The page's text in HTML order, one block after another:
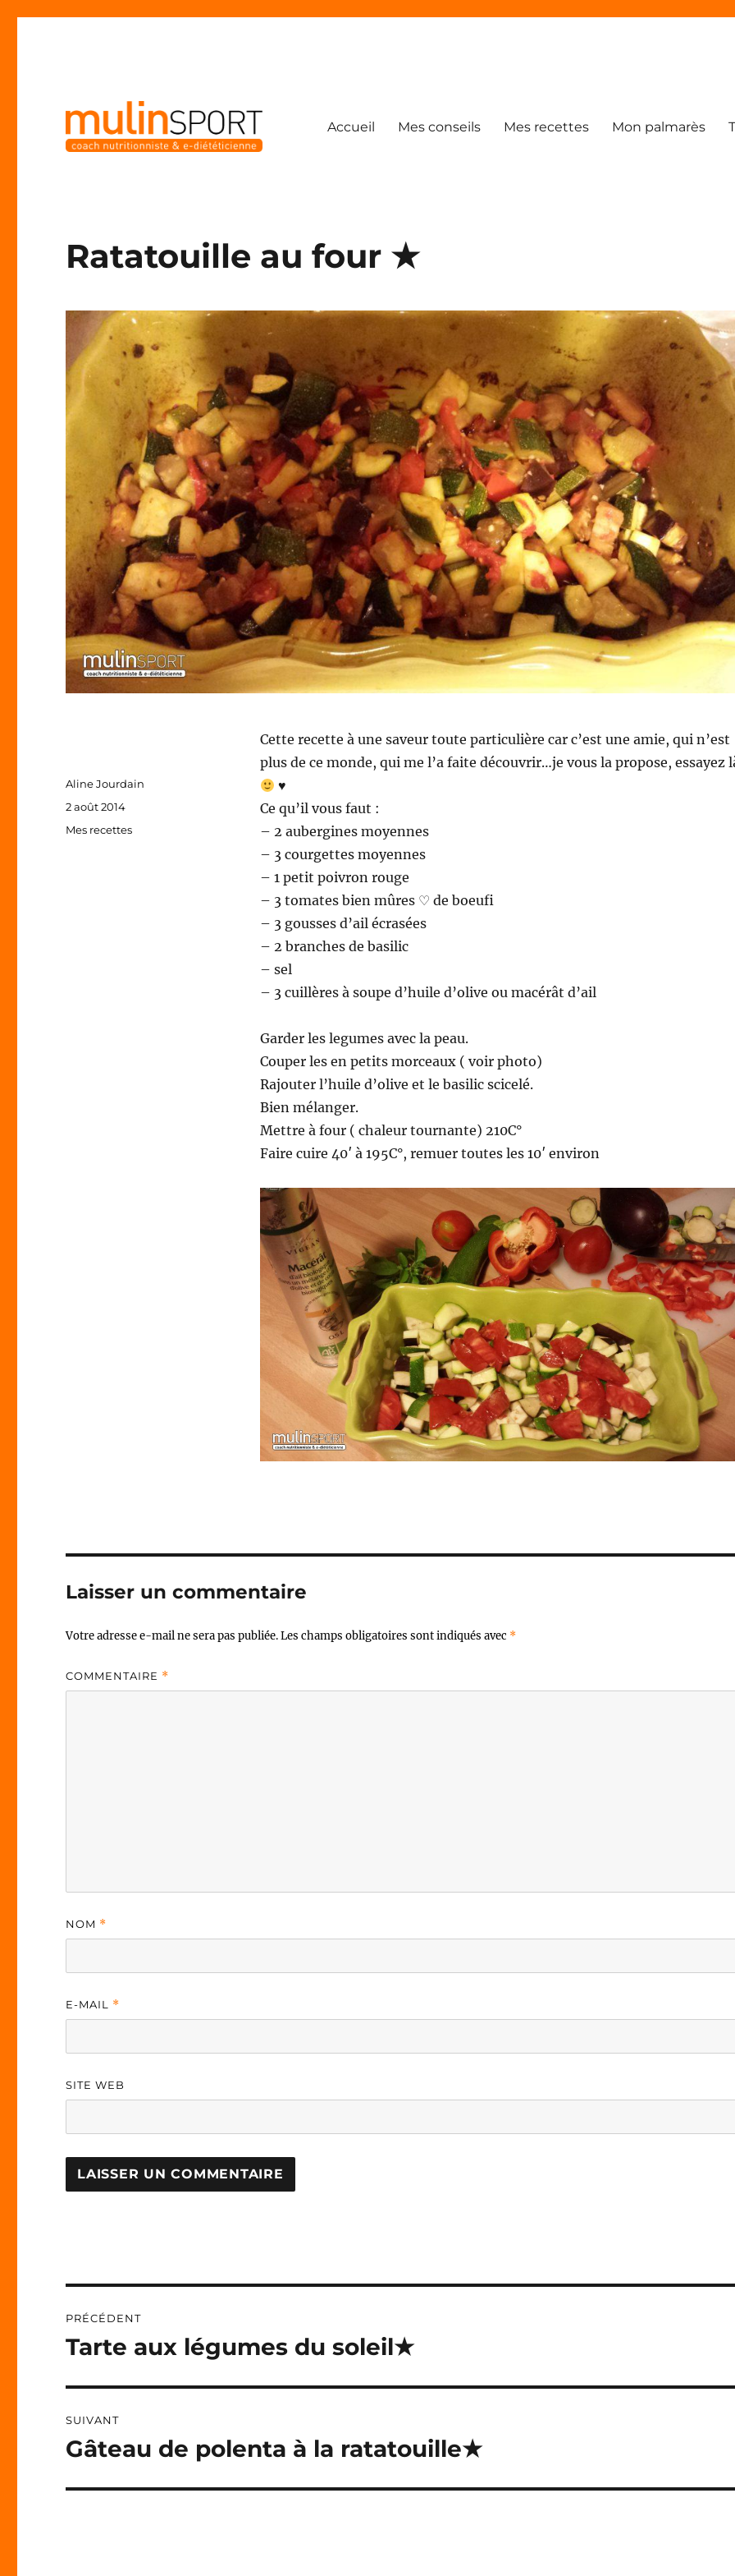
Accueil Mes conseils Mes recettes Mon palmarès
Ratatouille au four ★
Cette recette à une saveur toute particulière car c’est une amie, qui n’est
plus de ce monde, qui me l’a faite découvrir…je vous la propose, essayez
♥
Ce qu’il vous faut :
– 2 aubergines moyennes
– 3 courgettes moyennes
– 1 petit poivron rouge
– 3 tomates bien mûres ♡ de boeufi
– 3 gousses d’ail écrasées
– 2 branches de basilic
– sel
– 3 cuillères à soupe d’huile d’olive ou macérât d’ail
Garder les legumes avec la peau.
Couper les en petits morceaux ( voir photo)
Rajouter l’huile d’olive et le basilic scicelé.
Bien mélanger.
Mettre à four ( chaleur tournante) 210C°
Faire cuire 40′ à 195C°, remuer toutes les 10′ environ
Auteur
Aline Jourdain
Publié
2 août 2014
Catégories
Mes recettes
Laisser un commentaire
Votre adresse e-mail ne sera pas publiée.Les champs obligatoires sont indiqués avec *
COMMENTAIRE *
NOM *
E-MAIL *
SITE WEB
N
T
I
V
:
de
PRÉCÉDENT
Publication
Tarte aux légumes du soleil★
SUIVANT
Publication
Gâteau de polenta à la ratatouille★